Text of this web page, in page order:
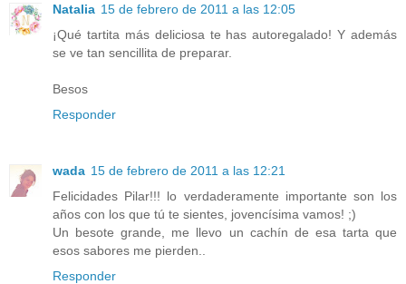
Natalia 15 de febrero de 2011 a las 12:05
¡Qué tartita más deliciosa te has autoregalado! Y además
se ve tan sencillita de preparar.
Besos
Responder
wada 15 de febrero de 2011 a las 12:21
Felicidades Pilar!!! lo verdaderamente importante son los
años con los que tú te sientes, jovencísima vamos! ;)
Un besote grande, me llevo un cachín de esa tarta que
esos sabores me pierden..
Responder